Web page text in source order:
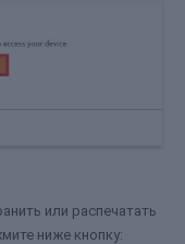
или распечатать
ниже кнопку: